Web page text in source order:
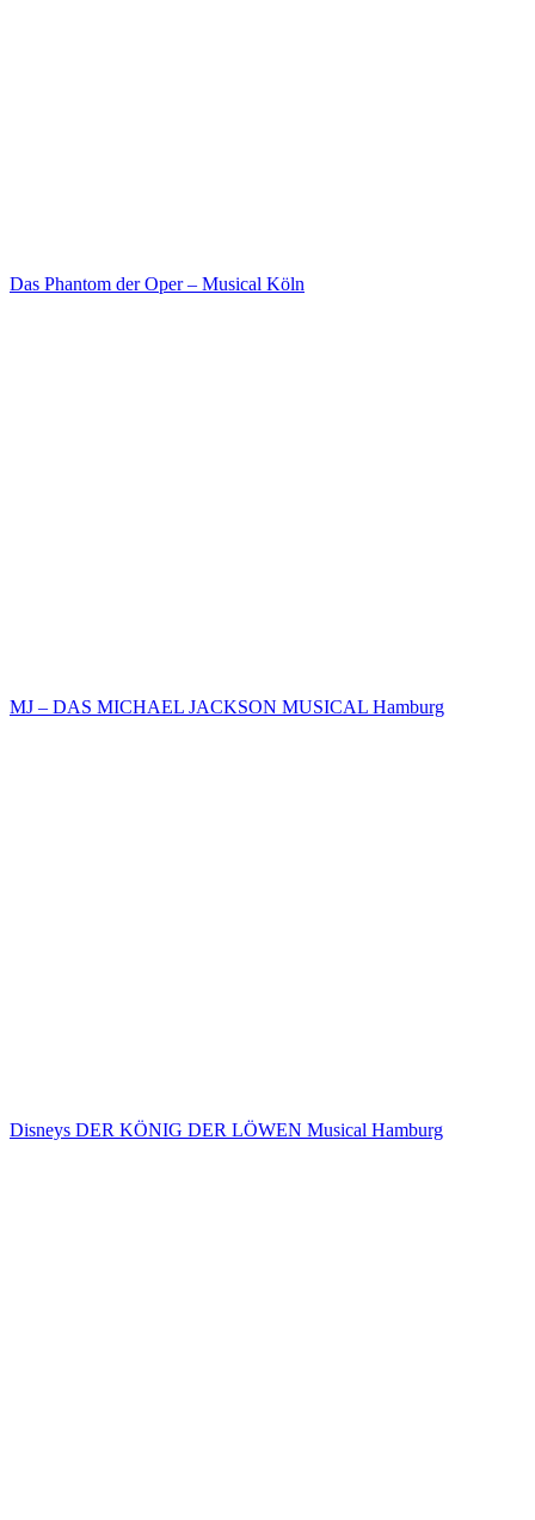
Das Phantom der Oper – Musical Köln
MJ – DAS MICHAEL JACKSON MUSICAL Hamburg
Disneys DER KÖNIG DER LÖWEN Musical Hamburg